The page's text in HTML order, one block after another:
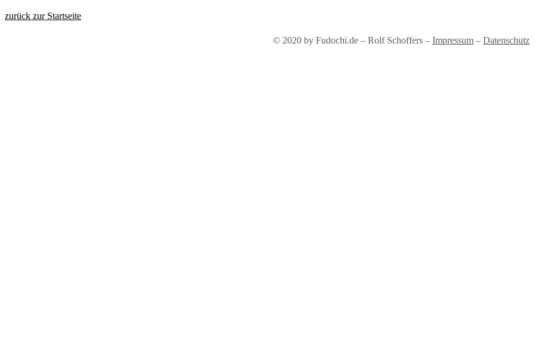
zurück zur Startseite
© 2020 by Fudochi.de – Rolf Schoffers – Impressum – Datenschutz